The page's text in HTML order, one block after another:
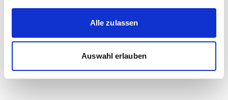
Alle zulassen
Auswahl erlauben